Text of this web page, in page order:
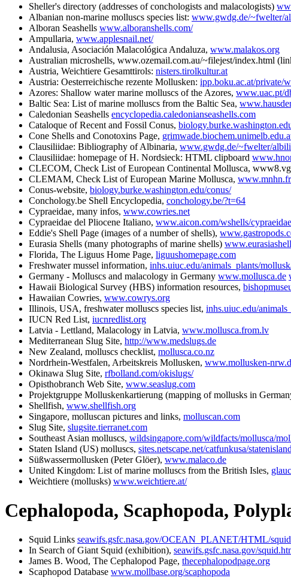
Sheller's directory (addresses of conchologists and malacologists)
Albanian non-marine molluscs species list: www.gwdg.de/~fwelter/
Alboran Seashells www.alboranshells.com/
Ampullaria, www.applesnail.net/
Andalusia, Asociación Malacológica Andaluza, www.malakos.org
Australian microshells, www.ozemail.com.au/~filejest/index.html
Austria, Weichtiere Gesamttirols: nisters.tirolkultur.at
Austria: Oesterreichische rezente Mollusken: ipp.boku.ac.at/private/
Azores: Shallow water marine molluscs of the Azores, www.uac.pt/
Baltic Sea: List of marine molluscs from the Baltic Sea,
Caledonian Seashells encyclopedia.caledonianseashells.com
Cataloque of Recent and Fossil Conus,
Cone Shells and Conotoxins Page,
Clausiliidae: Bibliography of Albinaria, www.gwdg.de/~fwelter/
Clausiliidae: homepage of H. Nordsieck: HTML clipboard
CLECOM, Check List of European Continental Mollusca,
CLEMAM, Check List of European Marine Mollusca,
Conus-website, biology.burke.washington.edu/conus/
Conchology.be Shell Encyclopedia, conchology.be/?t=64
Cypraeidae, many infos, www.cowries.net
Cypraeidae del Pliocene Italiano, www.aicon.com/wshells/
Eddie's Shell Page (images of a number of shells),
Eurasia Shells (many photographs of marine shells)
Florida, The Liguus Home Page, liguushomepage.com
Freshwater mussel information, inhs.uiuc.edu/animals_plants/
Germany - Molluscs and malacology in Germany www.mollusca.de
Hawaii Biological Survey (HBS) information resources,
Hawaiian Cowries, www.cowrys.org
Illinois, USA, freshwater molluscs species list, inhs.uiuc.edu/
IUCN Red List, iucnredlist.org
Latvia - Lettland, Malacology in Latvia, www.mollusca.from.lv
Mediterranean Slug Site, http://www.medslugs.de
New Zealand, molluscs checklist, mollusca.co.nz
Nordrhein-Westfalen, Arbeitskreis Mollusken, www.mollusken-
Okinawa Slug Site, rfbolland.com/okislugs/
Opisthobranch Web Site, www.seaslug.com
Projektgruppe Molluskenkartierung (mapping of mollusks in
Shellfish, www.shellfish.org
Singapore, molluscan pictures and links, molluscan.com
Slug Site, slugsite.tierranet.com
Southeast Asian molluscs, wildsingapore.com/wildfacts/mollusca/
Staten Island (US) molluscs, sites.netscape.net/catfunkusa/
Süßwassermollusken (Peter Glöer), www.malaco.de
United Kingdom: List of marine molluscs from the British Isles,
Weichtiere (mollusks) www.weichtiere.at/
Cephalopoda, Scaphopoda,
Squid Links seawifs.gsfc.nasa.gov/OCEAN_PLANET/HTML/
In Search of Giant Squid (exhibition), seawifs.gsfc.nasa.gov/
James B. Wood, The Cephalopod Page, thecephalopodpage.org
Scaphopod Database www.mollbase.org/scaphopoda